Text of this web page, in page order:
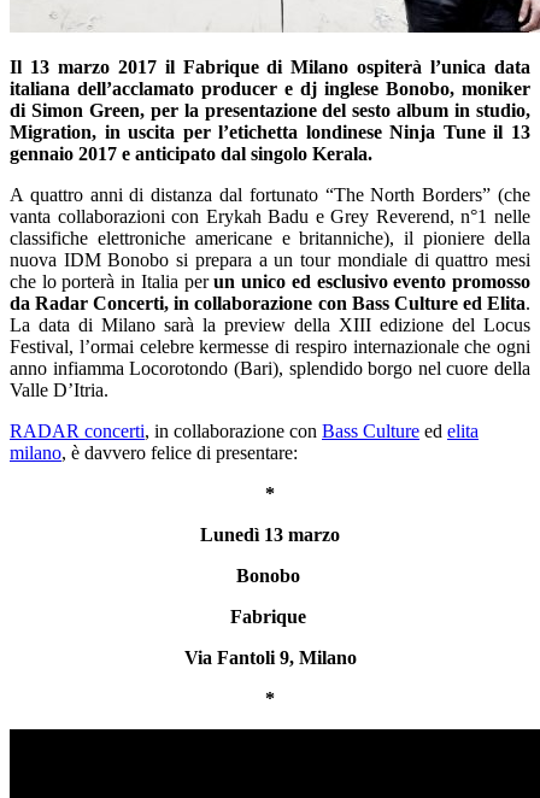
Il 13 marzo 2017 il Fabrique di Milano ospiterà l’unica data
italiana dell’acclamato producer e dj inglese Bonobo, moniker
di Simon Green, per la presentazione del sesto album in studio,
Migration, in uscita per l’etichetta londinese Ninja Tune il 13
gennaio 2017 e anticipato dal singolo Kerala.
A quattro anni di distanza dal fortunato “The North Borders” (che
vanta collaborazioni con Erykah Badu e Grey Reverend, n°1 nelle
classifiche elettroniche americane e britanniche), il pioniere della
nuova IDM Bonobo si prepara a un tour mondiale di quattro mesi
che lo porterà in Italia perun unico ed esclusivo evento promosso
da Radar Concerti, in collaborazione con Bass Culture ed Elita.
La data di Milano sarà la preview della XIII edizione del Locus
Festival, l’ormai celebre kermesse di respiro internazionale che ogni
anno infiamma Locorotondo (Bari), splendido borgo nel cuore della
Valle D’Itria.
RADAR concerti, in collaborazione con Bass Culture ed elita
milano, è davvero felice di presentare:
*
Lunedì 13 marzo
Bonobo
Fabrique
Via Fantoli 9, Milano
*